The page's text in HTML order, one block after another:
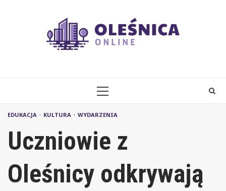
PRIMARY
EDUKACJA KULTURA WYDARZENIA
Uczniowie z
Oleśnicy odkrywają